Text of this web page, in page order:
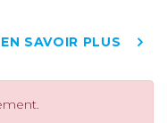
EN SAVOIR PLUS